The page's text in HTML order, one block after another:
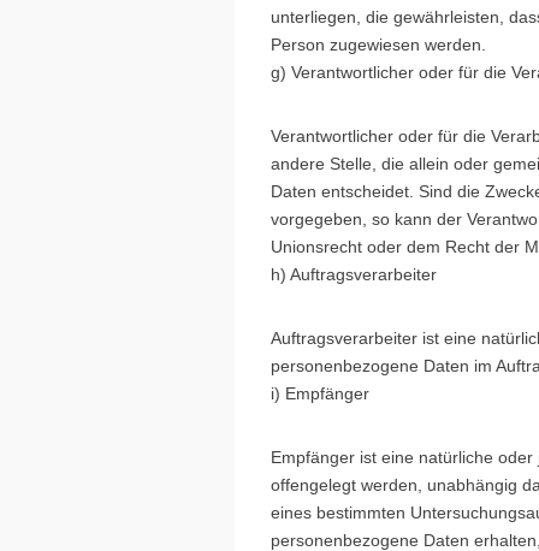
unterliegen, die gewährleisten,
Person zugewiesen werden.
g) Verantwortlicher oder für die
Verantwortlicher oder für die
andere Stelle, die allein oder
Daten entscheidet. Sind die
vorgegeben, so kann der
Unionsrecht oder dem Recht der
h) Auftragsverarbeiter
Auftragsverarbeiter ist eine
personenbezogene Daten im
i) Empfänger
Empfänger ist eine natürliche
offengelegt werden, unabhängig
eines bestimmten
personenbezogene Daten